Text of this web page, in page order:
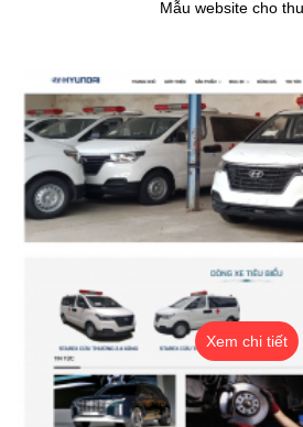
Mẫu website cho
Xem chi tiết